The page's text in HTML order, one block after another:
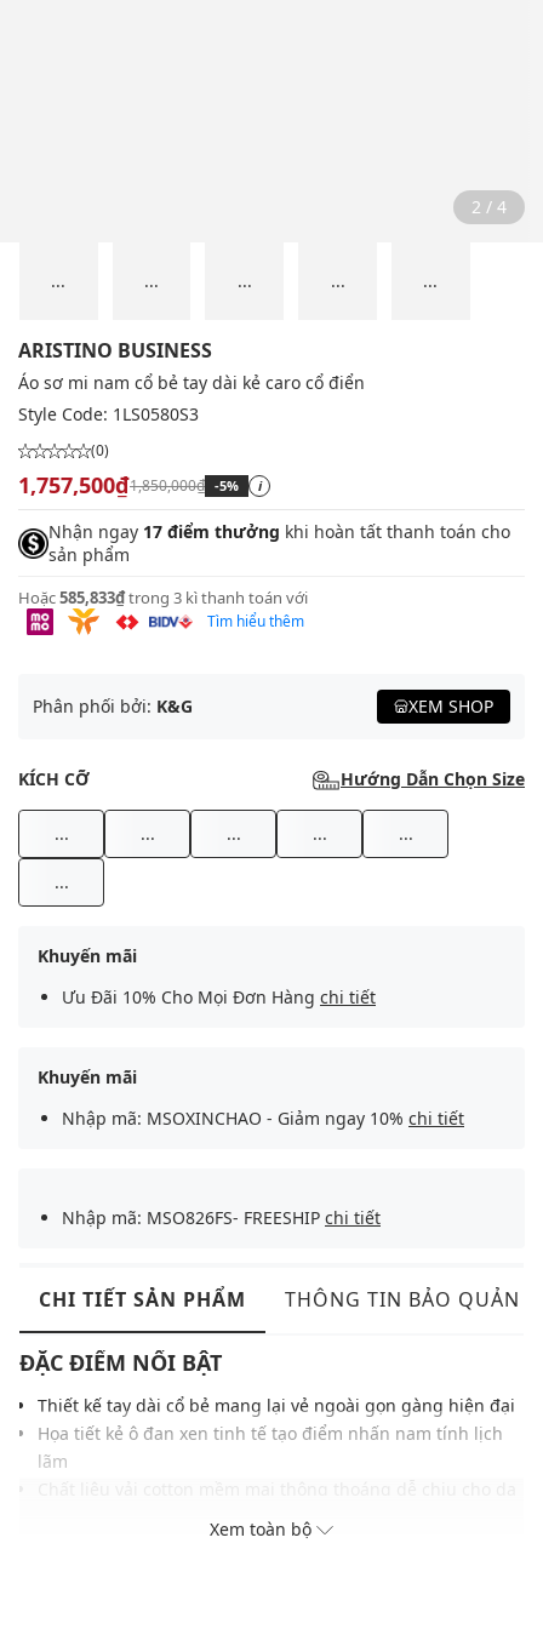
2 / 4
... ... ... ... ...
ARISTINO BUSINESS
Áo sơ mi nam cổ bẻ tay dài kẻ caro cổ điển
Style Code: 1LS0580S3
(0)
1,757,500₫1,850,000₫ -5% i
Nhận ngay 17 điểm thưởng khi hoàn tất thanh toán cho
sản phẩm
Hoặc585,833₫trong 3 kì thanh toán với
Tìm hiểu thêm
Phân phối bởi: K&G XEM SHOP
KÍCH CỠ Hướng Dẫn Chọn Size
... ... ... ... ...
...
Khuyến mãi
Ưu Đãi 10% Cho Mọi Đơn Hàng chi tiết
Khuyến mãi
Nhập mã: MSOXINCHAO - Giảm ngay 10% chi tiết
Nhập mã: MSO826FS- FREESHIP chi tiết
CHI TIẾT SẢN PHẨM THÔNG TIN BẢO QUẢN
ĐẶC ĐIỂM NỔI BẬT
Thiết kế tay dài cổ bẻ mang lại vẻ ngoài gọn gàng hiện đại
Họa tiết kẻ ô đan xen tinh tế tạo điểm nhấn nam tính lịch
lãm
Phom suông rộng thoải mái tôn đường nét chỉn chu lịch sự
Hàng khuy cài thẳng hàng kết hợp một túi ngực tăng tiện
Xem toàn bộ